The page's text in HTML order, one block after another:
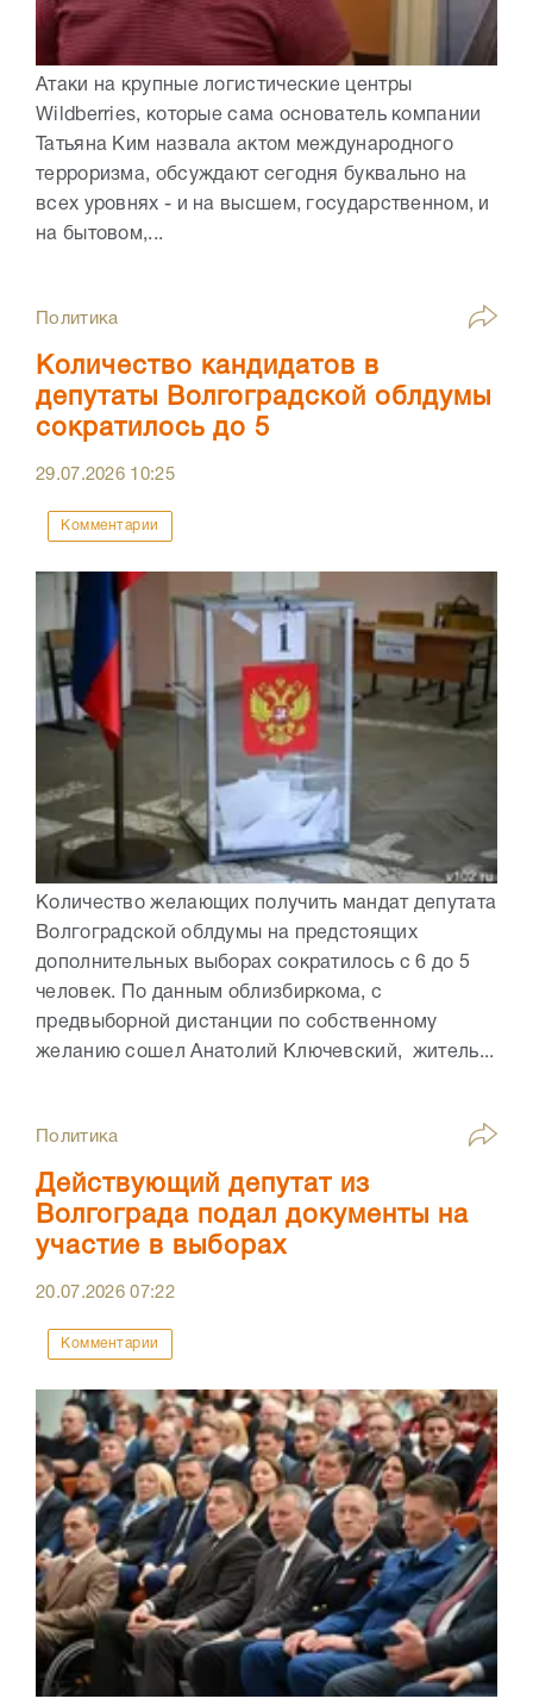
Атаки на крупные логистические центры
Wildberries, которые сама основатель компании
Татьяна Ким назвала актом международного
терроризма, обсуждают сегодня буквально на
всех уровнях - и на высшем, государственном, и
на бытовом,...
Политика
Количество кандидатов в
депутаты Волгоградской облдумы
сократилось до 5
29.07.2026 10:25
Комментарии
Количество желающих получить мандат депутата
Волгоградской облдумы на предстоящих
дополнительных выборах сократилось с 6 до 5
человек. По данным облизбиркома, с
предвыборной дистанции по собственному
желанию сошел Анатолий Ключевский, житель...
Политика
Действующий депутат из
Волгограда подал документы на
участие в выборах
20.07.202607:22
Комментарии